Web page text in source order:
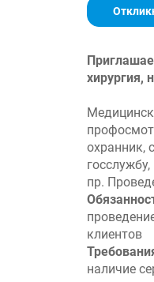
хирургия,
охранник,
пр.
клиентов
наличие